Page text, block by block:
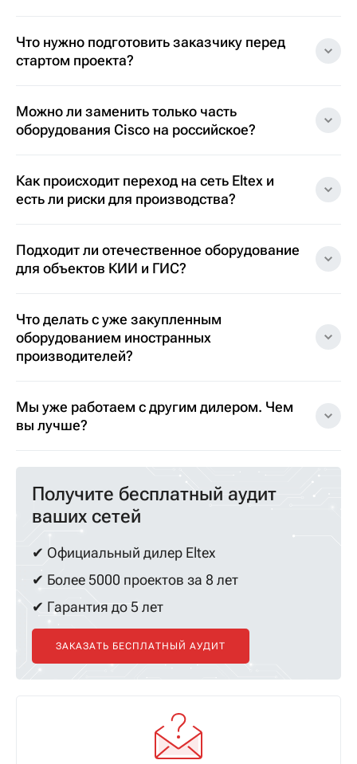
Что нужно подготовить заказчику перед
стартом проекта?
Можно ли заменить только часть
оборудования Cisco на российское?
Как происходит переход на сеть Eltex и
есть ли риски для производства?
Подходит ли отечественное оборудование
для объектов КИИ и ГИС?
Что делать с уже закупленным
оборудованием иностранных
производителей?
Мы уже работаем с другим дилером. Чем
вы лучше?
Получите бесплатный аудит
ваших сетей
✔ Официальный дилер Eltex
✔ Более 5000 проектов за 8 лет
✔ Гарантия до 5 лет
ЗАКАЗАТЬ БЕСПЛАТНЫЙ АУДИТ